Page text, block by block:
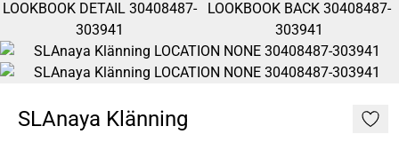
SLAnaya Klänning